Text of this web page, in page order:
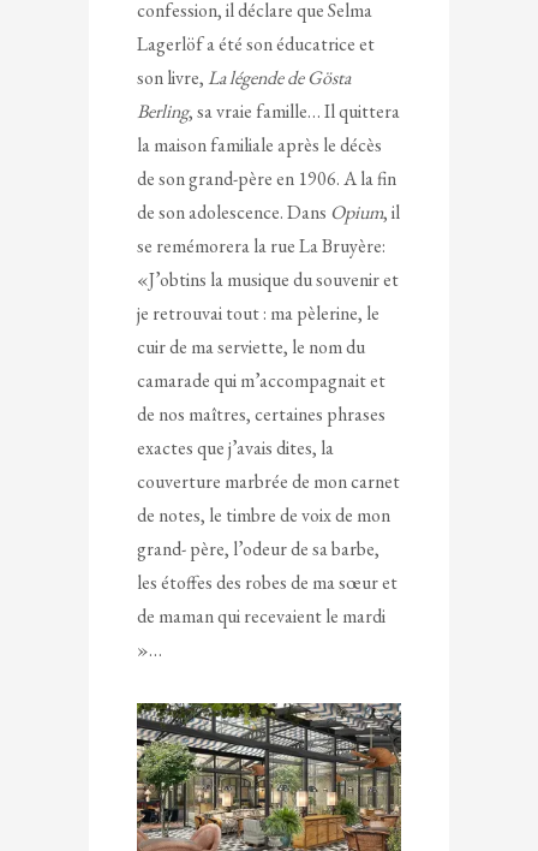
confession, il déclare que Selma
Lagerlöf a été son éducatrice et
son livre,La légende de Gösta
Berling, sa vraie famille… Il quittera
la maison familiale après le décès
de son grand-père en 1906. A la fin
de son adolescence. Dans Opium, il
se remémorera la rue La Bruyère:
«J’obtins la musique du souvenir et
je retrouvai tout : ma pèlerine, le
cuir de ma serviette, le nom du
camarade qui m’accompagnait et
de nos maîtres, certaines phrases
exactes que j’avais dites, la
couverture marbrée de mon carnet
de notes, le timbre de voix de mon
grand- père, l’odeur de sa barbe,
les étoffes des robes de ma sœur et
de maman qui recevaient le mardi
»…